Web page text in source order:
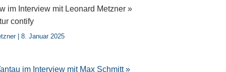
im Interview mit Leonard Metzner »
contify
8. Januar 2025